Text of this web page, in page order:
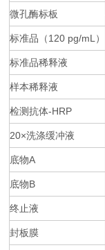
微孔酶标板
标准品（120 pg/mL ）
标准品稀释液
样本稀释液
检测抗体-HRP
20×洗涤缓冲液
底物A
底物B
终止液
封板膜